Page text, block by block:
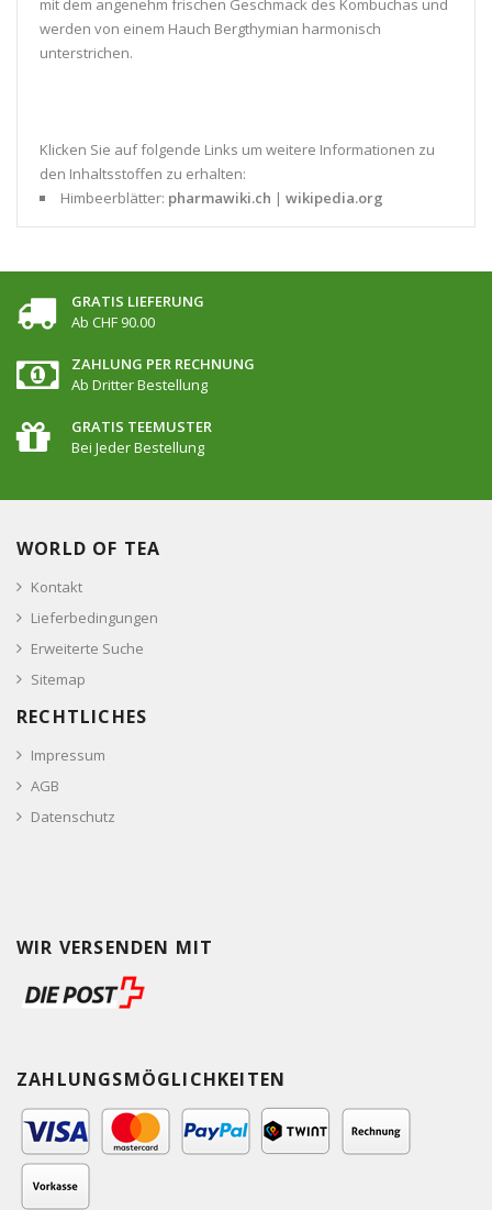
mit dem angenehm frischen Geschmack des Kombuchas und
werden von einem Hauch Bergthymian harmonisch
unterstrichen.
Klicken Sie auf folgende Links um weitere Informationen zu
den Inhaltsstoffen zu erhalten:
Himbeerblätter: pharmawiki.ch | wikipedia.org
GRATIS LIEFERUNG
Ab CHF 90.00
ZAHLUNG PER RECHNUNG
Ab Dritter Bestellung
GRATIS TEEMUSTER
Bei Jeder Bestellung
WORLD OF TEA
Kontakt
Lieferbedingungen
Erweiterte Suche
Sitemap
RECHTLICHES
Impressum
AGB
Datenschutz
WIR VERSENDEN MIT
ZAHLUNGSMÖGLICHKEITEN